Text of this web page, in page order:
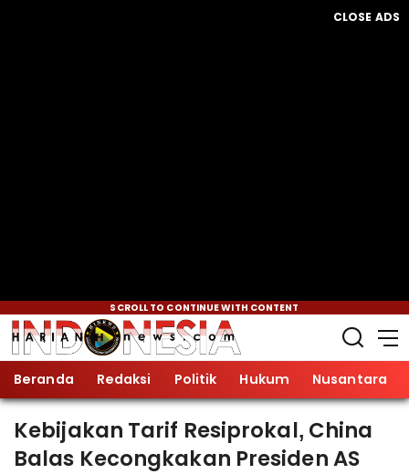
CLOSE ADS
SCROLL TO CONTINUE WITH CONTENT
Beranda Redaksi Politik Hukum Nusantara
Kebijakan Tarif Resiprokal, China
Balas Kecongkakan Presiden AS